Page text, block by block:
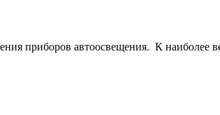
приборов автоосвещения. К наиболее